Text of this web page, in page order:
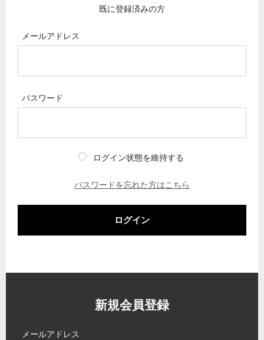
既に登録済みの方
メールアドレス
パスワード
ログイン状態を維持する
パスワードを忘れた方はこちら
ログイン
新規会員登録
メールアドレス